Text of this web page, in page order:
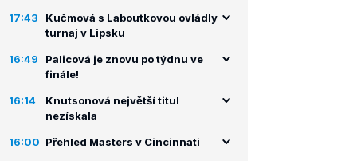
17:43
Kučmová s Laboutkovou ovládly
turnaj v Lipsku
16:49
Palicová je znovu po týdnu ve
finále!
16:14
Knutsonová největší titul
nezískala
16:00 Přehled Masters v Cincinnati